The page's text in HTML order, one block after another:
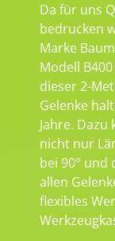
Da für uns
bedrucken
Marke
Modell
dieser 2-
Gelenke
Jahre.
nicht nur
bei 90° und
allen
flexibles